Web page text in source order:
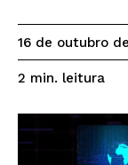
16 de outubro
2 min. leitura